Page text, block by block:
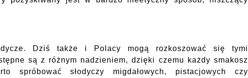
Dziś także i Polacy mogą rozkoszować się tymi
są z różnym nadzieniem, dzięki czemu każdy smakosz
spróbować słodyczy migdałowych, pistacjowych czy